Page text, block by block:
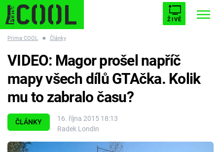
ŽIVĚ
ESCAPE PLNEJ KOTEL AVENGERS 5
Témata
Prima COOL ■ Články
ČLÁNKY
16. října 2015 18:13
Radek Londin
VIDEO: Magor prošel napříč
mapy všech dílů GTAčka. Kolik
mu to zabralo času?